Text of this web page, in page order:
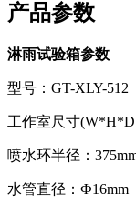
产品参数
淋雨试验箱参数
型号：GT-XLY-
工作室尺寸(W*H*D
喷水环半径：
水管直径：Ф16mm